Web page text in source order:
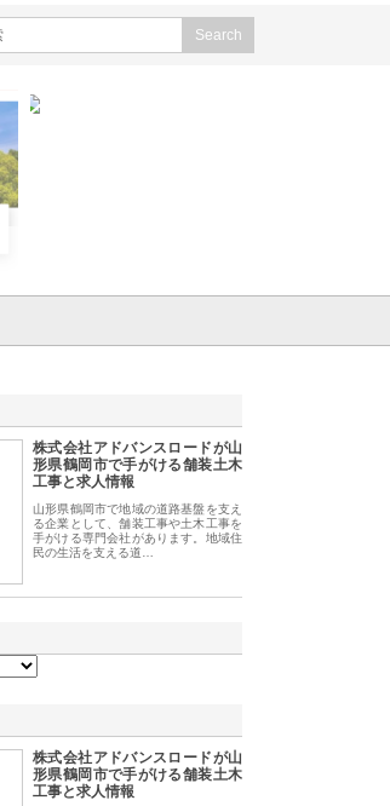
株式会社アドバンスロードが山
形県鶴岡市で手がける舗装土木
工事と求人情報
山形県鶴岡市で地域の道路基盤を支え
る企業として、舗装工事や土木工事を
手がける専門会社があります。地域住
民の生活を支える道…
株式会社アドバンスロードが山
形県鶴岡市で手がける舗装土木
工事と求人情報